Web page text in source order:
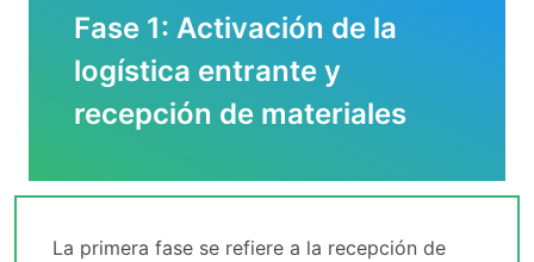
Fase 1: Activación de la
logística entrante y
recepción de materiales
La primera fase se refiere a la recepción de